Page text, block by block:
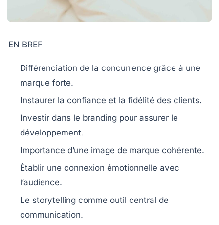
EN BREF
Différenciation de la concurrence grâce à une
marque forte.
Instaurer la confiance et la fidélité des clients.
Investir dans le branding pour assurer le
développement.
Importance d’une image de marque cohérente.
Établir une connexion émotionnelle avec
l’audience.
Le storytelling comme outil central de
communication.